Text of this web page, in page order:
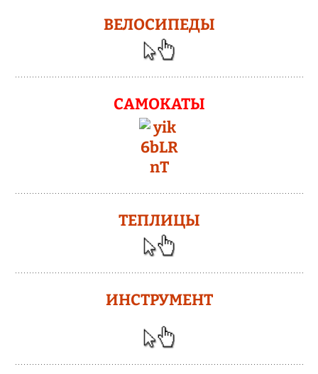
ВЕЛОСИПЕДЫ
САМОКАТЫ
ТЕПЛИЦЫ
ИНСТРУМЕНТ